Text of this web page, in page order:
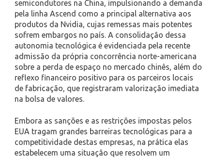
semicondutores na China, impulsionando a demanda
pela linha Ascend como a principal alternativa aos
produtos da Nvidia, cujas remessas mais potentes
sofrem embargos no país. A consolidação dessa
autonomia tecnológica é evidenciada pela recente
admissão da própria concorrência norte-americana
sobre a perda de espaço no mercado chinês, além do
reflexo financeiro positivo para os parceiros locais
de fabricação, que registraram valorização imediata
na bolsa de valores.
Embora as sanções e as restrições impostas pelos
EUA tragam grandes barreiras tecnológicas para a
competitividade destas empresas, na prática elas
estabelecem uma situação que resolvem um